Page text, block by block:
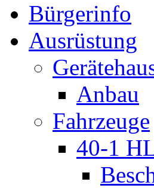
Bürgerinfo
Ausrüstung
Anbau
Fahrzeuge
40-1